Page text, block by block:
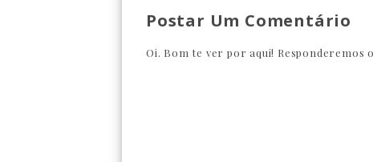
Postar Um Comentário
Oi. Bom te ver por aqui! Responderemos